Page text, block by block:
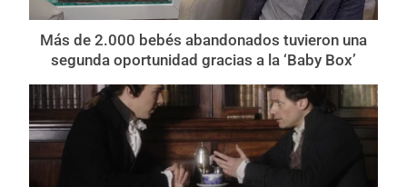
Más de 2.000 bebés abandonados tuvieron una
segunda oportunidad gracias a la ‘Baby Box’